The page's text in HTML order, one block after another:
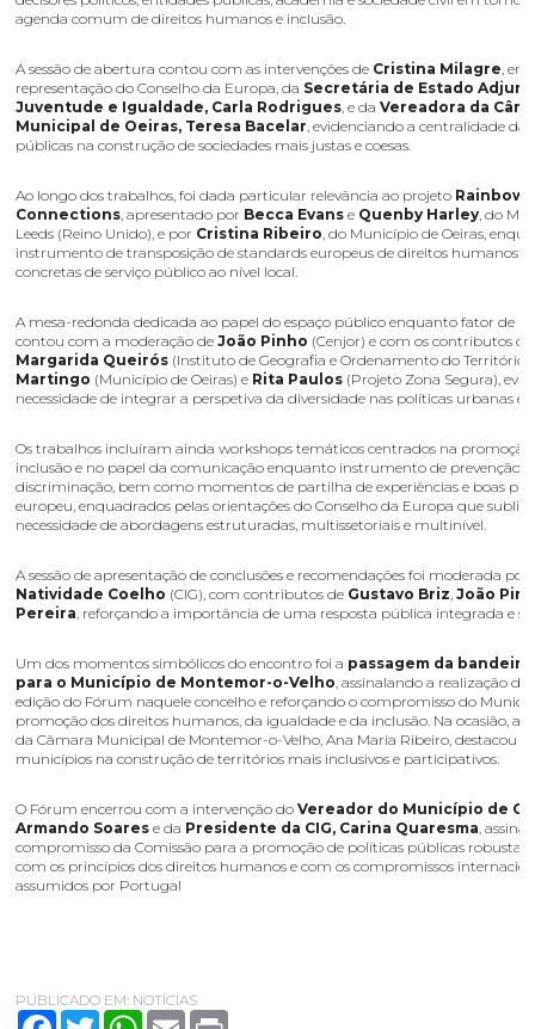
agenda comum de direitos humanos e inclusão.
A sessão de abertura contou com as intervenções de Cristina Milagre, em
representação do Conselho da Europa, da Secretária de Estado
Juventude e Igualdade, Carla Rodrigues, e daVereadora da
Municipal de Oeiras, Teresa Bacelar, evidenciando a centralidade
públicas na construção de sociedades mais justas e coesas.
Ao longo dos trabalhos, foi dada particular relevância ao projeto Rainbow
Connections, apresentado por Becca Evans e Quenby Harley, do
Leeds (Reino Unido), e por Cristina Ribeiro, do Município de Oeiras,
instrumento de transposição de standards europeus de direitos humanos
concretas de serviço público ao nível local.
A mesa-redonda dedicada ao papel do espaço público enquanto fator de
contou com a moderação deJoão Pinho (Cenjor) e com os contributos de
Margarida Queirós (Instituto de Geografia e Ordenamento do
Martingo (Município de Oeiras) e Rita Paulos (Projeto Zona Segura),
necessidade de integrar a perspetiva da diversidade nas políticas urbanas e
Os trabalhos incluíram ainda workshops temáticos centrados na
inclusão e no papel da comunicação enquanto instrumento de prevenção
discriminação, bem como momentos de partilha de experiências e boas
europeu, enquadrados pelas orientações do Conselho da Europa que
necessidade de abordagens estruturadas, multissetoriais e multinível.
A sessão de apresentação de conclusões e recomendações foi moderada por
Natividade Coelho (CIG), com contributos de Gustavo Briz,João
Pereira, reforçando a importância de uma resposta pública integrada e
Um dos momentos simbólicos do encontro foi a passagem da bandeira
para o Município de Montemor-o-Velho, assinalando a realização
edição do Fórum naquele concelho e reforçando o compromisso do
promoção dos direitos humanos, da igualdade e da inclusão. Na ocasião, a
da Câmara Municipal de Montemor-o-Velho, Ana Maria Ribeiro, destacou o
municípios na construção de territórios mais inclusivos e participativos.
O Fórum encerrou com a intervenção doVereador do Município de
Armando Soares e da Presidente da CIG, Carina Quaresma,
compromisso da Comissão para a promoção de políticas públicas
com os princípios dos direitos humanos e com os compromissos
assumidos por Portugal
PUBLICADO EM: NOTÍCIAS
FacebookTwitterWhatsApp
Email